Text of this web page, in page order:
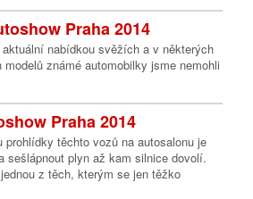
Praha 2014
nabídkou svěžích a v některých
známé automobilky jsme nemohli
Praha 2014
prohlídky těchto vozů na autosalonu je
sešlápnout plyn až kam silnice dovolí.
z těch, kterým se jen těžko